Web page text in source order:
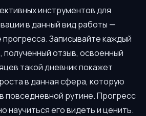
инструментов для
в данный вид работы —
Записывайте каждый
полученный отзыв, освоенный
такой дневник покажет
в данная сфера, которую
повседневной рутине. Прогресс
научиться его видеть и ценить.